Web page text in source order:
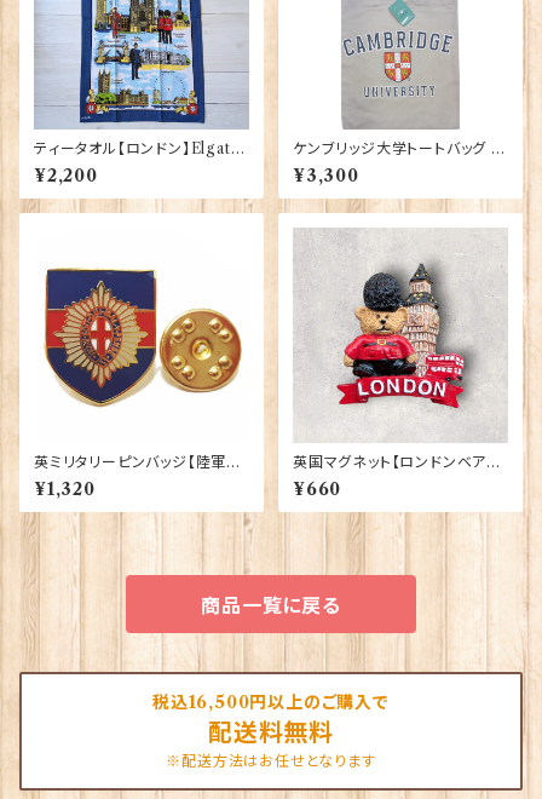
ティータオル【ロンドン】Elgate
Products 50001-W(20102)
¥2,200
ケンブリッジ大学トートバッグ El
gate Products 90411
¥3,300
英ミリタリーピンバッジ【陸軍=C
oldstream Guards】Traditio
n 90043-M030
¥1,320
英国マグネット【ロンドンベア】A
&S Gifts 90030（RMG-037）
¥660
商品一覧に戻る
税込16,500円以上のご購入で
配送料無料
※配送方法はお任せとなります